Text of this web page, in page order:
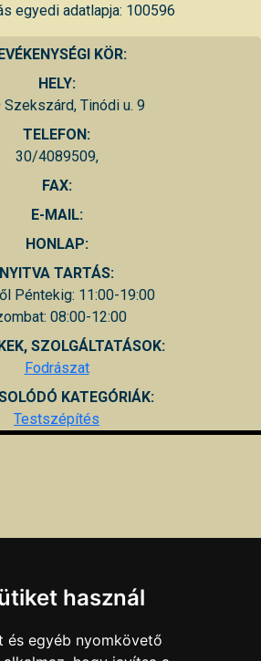
egyedi adatlapja: 100596
KÖR:
HELY:
Szekszárd, Tinódi u. 9
TELEFON:
30/4089509,
FAX:
E-MAIL:
HONLAP:
NYITVA TARTÁS:
Péntekig: 11:00-19:00
08:00-12:00
SZOLGÁLTATÁSOK:
Fodrászat
KATEGÓRIÁK:
Testszépítés
használ
és egyéb nyomkövető